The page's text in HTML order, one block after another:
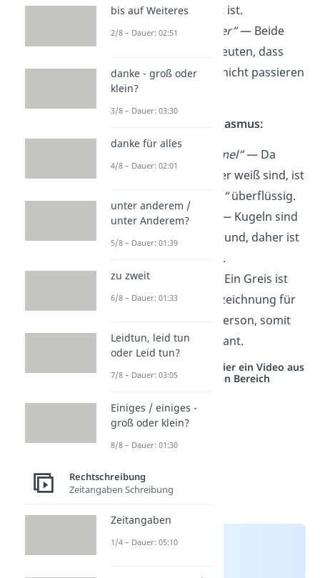
etwas komplett ist.
„nie und nimmer“— Beide
Ausdrücke bedeuten, dass
etwas definitiv nicht passieren
Beispiele für Pleonasmus:
weißer Schimmel“— Da
Schimmel immer weiß sind, ist
weiß“überflüssig.
„runde Kugel“
— Kugeln sind
von Natur aus rund, daher ist
unnötig.
„alter Greis“
— Ein Greis ist
bereits eine Bezeichnung für
eine sehr alte Person, somit
ist „alt“redundant.
Studyflix vernetzt: Hier ein Video aus
einem anderen Bereich
bis auf Weiteres
2/8 – Dauer: 02:51
danke - groß oder
klein?
3/8 – Dauer: 03:30
danke für alles
4/8 – Dauer: 02:01
unter anderem /
unter Anderem?
5/8 – Dauer: 01:39
zu zweit
6/8 – Dauer: 01:33
Leidtun, leid tun
oder Leid tun?
7/8 – Dauer: 03:05
Einiges / einiges -
groß oder klein?
8/8 – Dauer: 01:30
Rechtschreibung
Zeitangaben Schreibung
Zeitangaben
1/4 – Dauer: 05:10